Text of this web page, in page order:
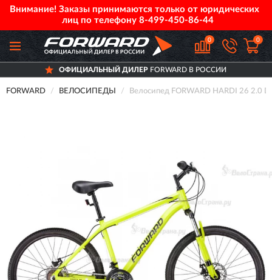
Внимание! Заказы принимаются только от юридических
лиц по телефону 8-499-450-86-44
0 0
ОФИЦИАЛЬНЫЙ ДИЛЕРFORWARD В РОССИИ
FORWARD ВЕЛОСИПЕДЫ Велосипед FORWARD HARDI 26 2.0